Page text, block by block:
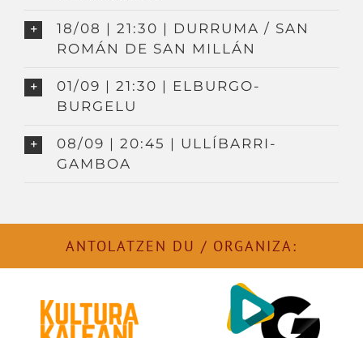
18/08 | 21:30 | DURRUMA / SAN
ROMÁN DE SAN MILLÁN
01/09 | 21:30 | ELBURGO-
BURGELU
08/09 | 20:45 | ULLÍBARRI-
GAMBOA
ANTOLATZEN DU / ORGANIZA: